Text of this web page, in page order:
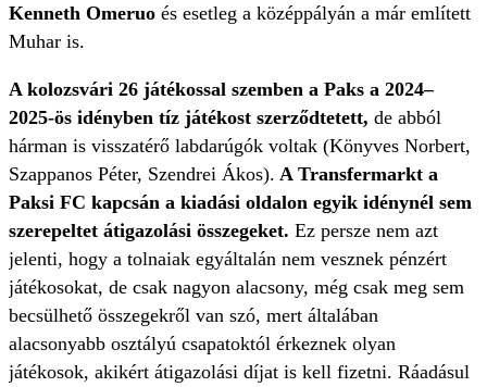
Kenneth Omeruo és esetleg a középpályán a már említett
Muhar is.
A kolozsvári 26 játékossal szemben a Paks a 2024–
2025-ös idényben tíz játékost szerződtetett, de abból
hárman is visszatérő labdarúgók voltak (Könyves Norbert,
Szappanos Péter, Szendrei Ákos). A Transfermarkt a
Paksi FC kapcsán a kiadási oldalon egyik idénynél sem
szerepeltet átigazolási összegeket. Ez persze nem azt
jelenti, hogy a tolnaiak egyáltalán nem vesznek pénzért
játékosokat, de csak nagyon alacsony, még csak meg sem
becsülhető összegekről van szó, mert általában
alacsonyabb osztályú csapatoktól érkeznek olyan
játékosok, akikért átigazolási díjat is kell fizetni. Ráadásul